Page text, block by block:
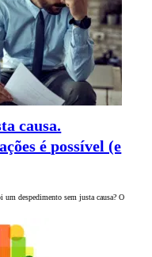
causa.
é possível (e
um despedimento sem justa causa? O